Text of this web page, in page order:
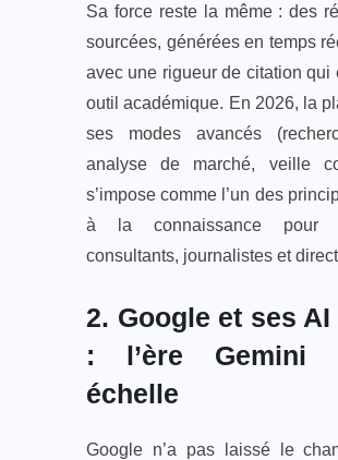
Sa force reste la même : des
sourcées, générées en temps
avec une rigueur de citation qui
outil académique. En 2026, la
ses modes avancés
analyse de marché, veille
s’impose comme l’un des
à la connaissance pour
consultants, journalistes et
2. Google et ses
: l’ère Gemini
échelle
Google n’a pas laissé le